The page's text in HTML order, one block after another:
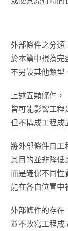
外部條件之分類
於本篇中視為完
不另設其他類型
上述五類條件，
皆可能影響工程
但不構成工程成
將外部條件自工
其目的並非降低
而是確保不同性
能在各自位置中
外部條件的存在
並不改寫工程成